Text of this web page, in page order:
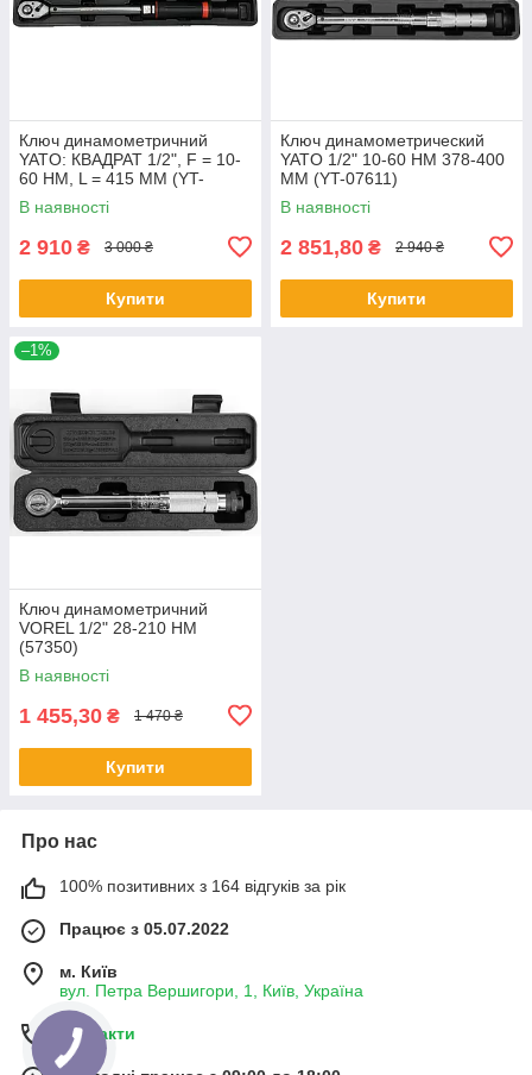
Ключ динамометричний
YATO: КВАДРАТ 1/2", F = 10-
60 НМ, L = 415 ММ (YT-
07612)
В наявності
2 910 ₴ 3 000 ₴
Купити
Ключ динамометрический
YATO 1/2" 10-60 НМ 378-400
ММ (YT-07611)
В наявності
2 851,80 ₴ 2 940 ₴
Купити
–1%
Ключ динамометричний
VOREL 1/2" 28-210 НМ
(57350)
В наявності
1 455,30 ₴ 1 470 ₴
Купити
Про нас
100% позитивних з 164 відгуків за рік
Працює з 05.07.2022
м. Київ
вул. Петра Вершигори, 1, Київ, Україна
Контакти